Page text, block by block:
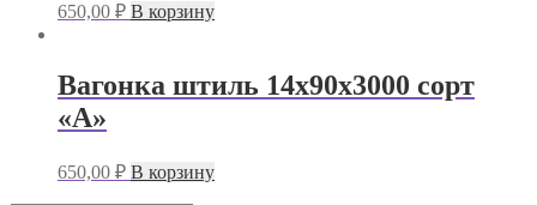
650,00 ₽ В корзину
Вагонка штиль 14х90х3000 сорт
«А»
650,00 ₽ В корзину